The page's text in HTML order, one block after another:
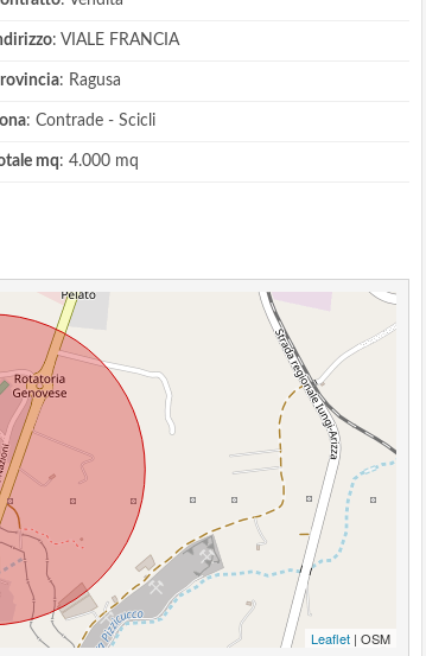
: VIALE FRANCIA
: Ragusa
: Contrade - Scicli
mq: 4.000 mq
Leaflet | OSM